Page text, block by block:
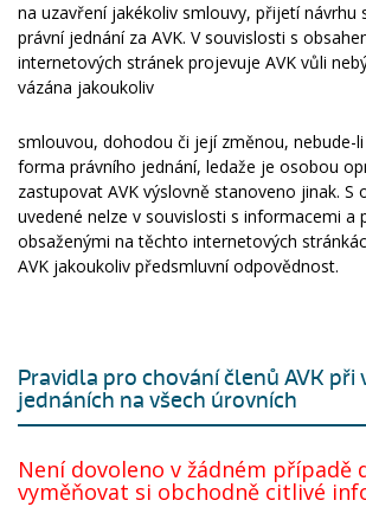
na uzavření jakékoliv smlouvy, přijetí návrhu
právní jednání za AVK. V souvislosti s
internetových stránek projevuje AVK vůli
vázána jakoukoliv
smlouvou, dohodou či její změnou, nebude-
forma právního jednání, ledaže je osobou
zastupovat AVK výslovně stanoveno jinak. S
uvedené nelze v souvislosti s informacemi a
obsaženými na těchto internetových
AVK jakoukoliv předsmluvní odpovědnost.
Pravidla pro chování členů AVK při
jednáních na všech úrovních
Není dovoleno v žádném případě
vyměňovat si obchodně citlivé